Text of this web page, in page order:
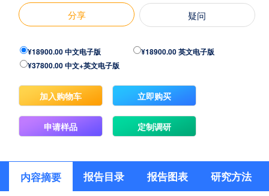
分享 疑问
¥18900.00 中文电子版
¥18900.00 英文电子版
¥37800.00 中文+英文电子版
加入购物车 立即购买
申请样品 定制调研
内容摘要 报告目录 报告图表 研究方法